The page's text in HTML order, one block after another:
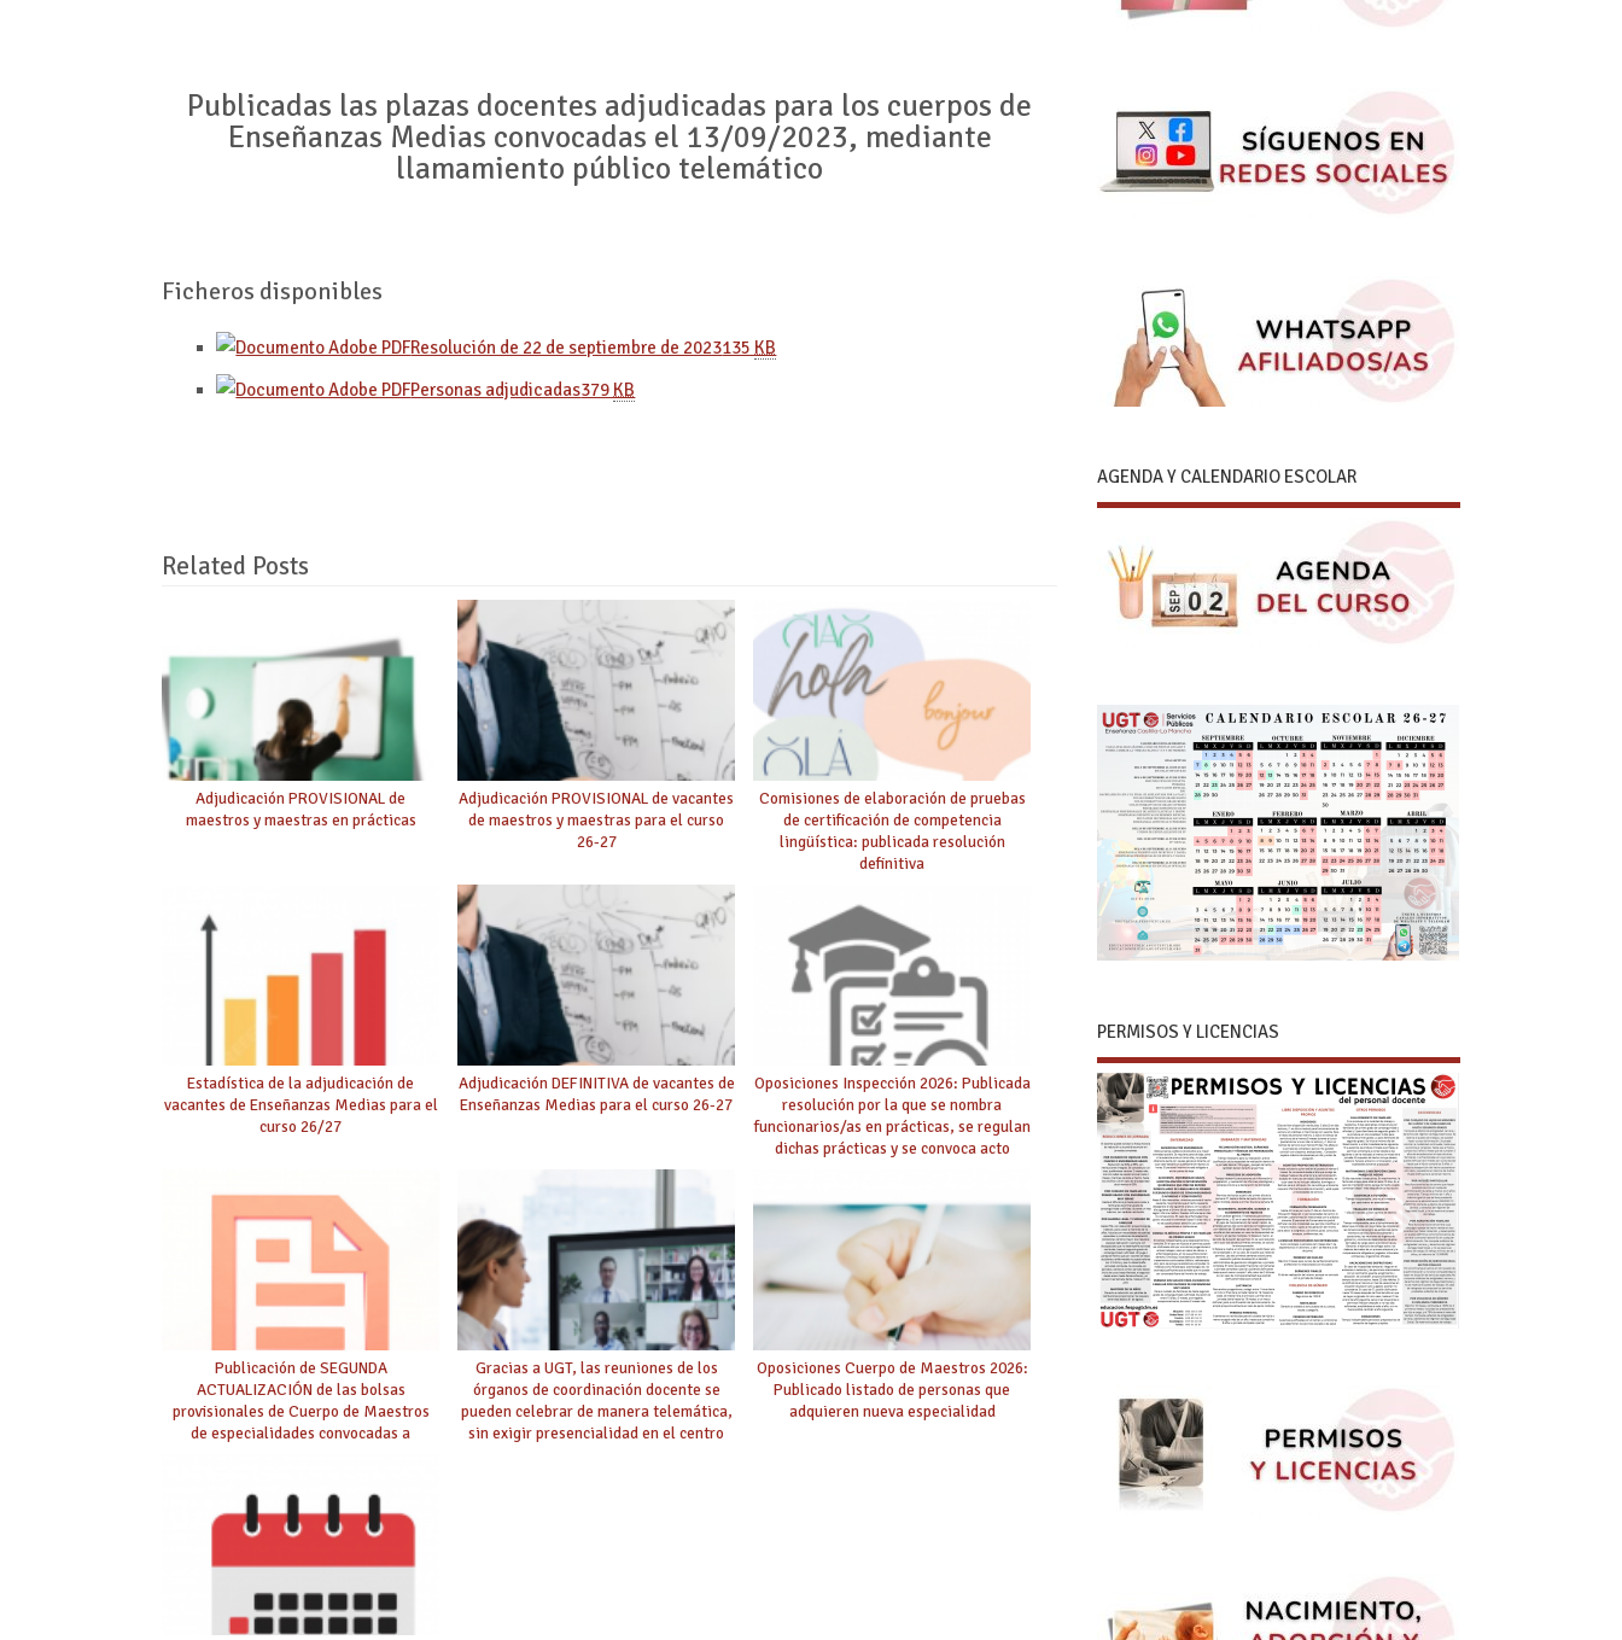
Publicadas las plazas docentes adjudicadas para los cuerpos de
Enseñanzas Medias convocadas el 13/09/2023, mediante
llamamiento público telemático
Ficheros disponibles
Resolución de 22 de septiembre de 2023135 KB
Personas adjudicadas379 KB
Related Posts
Adjudicación PROVISIONAL de
maestros y maestras en prácticas
Adjudicación PROVISIONAL de vacantes
de maestros y maestras para el curso
26-27
Comisiones de elaboración de pruebas
de certificación de competencia
lingüística: publicada resolución
definitiva
Estadística de la adjudicación de
vacantes de Enseñanzas Medias para el
curso 26/27
Adjudicación DEFINITIVA de vacantes de
Enseñanzas Medias para el curso 26-27
Oposiciones Inspección 2026: Publicada
resolución por la que se nombra
funcionarios/as en prácticas, se regulan
dichas prácticas y se convoca acto
Publicación de SEGUNDA
ACTUALIZACIÓN de las bolsas
provisionales de Cuerpo de Maestros
de especialidades convocadas a
Gracias a UGT, las reuniones de los
órganos de coordinación docente se
pueden celebrar de manera telemática,
sin exigir presencialidad en el centro
Oposiciones Cuerpo de Maestros 2026:
Publicado listado de personas que
adquieren nueva especialidad
AGENDA Y CALENDARIO ESCOLAR
PERMISOS Y LICENCIAS